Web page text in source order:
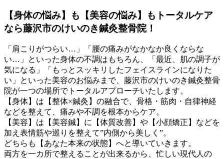
【身体の悩み】も【美容の悩み】もトータルケア
なら藤沢市のけいのき鍼灸整骨院！
「肩こりがつらい…」「腰の痛みがなかなか良くならな
い…」といった身体の不調はもちろん、「最近、肌の調子が
気になる」「もっとスッキリしたフェイスラインになりた
い」といった美容のお悩みまで、藤沢市のけいのき鍼灸整骨
院が一つの場所でトータルアプローチいたします。
【身体】は【整体×鍼灸】の融合で、骨格・筋肉・自律神経
などを整えて、痛みや不調を根本からケア。
【美容】は【美容鍼】に【体質改善】や【小顔矯正】などを
加え表情筋や巡りを整えて”内側から美しく”。
どちらも【あなた本来の状態】へと導いていきます。
両方を一カ所で整えることが出来るから、忙しい現代人の